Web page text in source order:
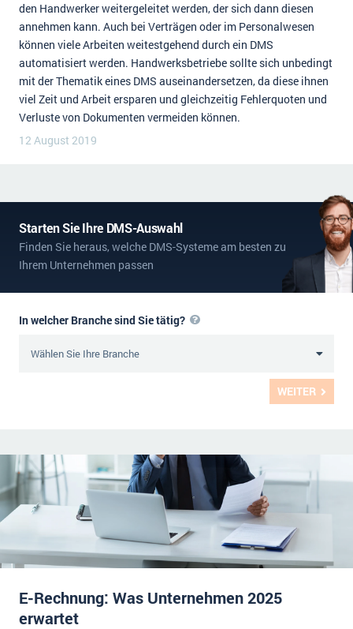
den Handwerker weitergeleitet werden, der sich dann diesen
annehmen kann. Auch bei Verträgen oder im Personalwesen
können viele Arbeiten weitestgehend durch ein DMS
automatisiert werden. Handwerksbetriebe sollte sich unbedingt
mit der Thematik eines DMS auseinandersetzen, da diese ihnen
viel Zeit und Arbeit ersparen und gleichzeitig Fehlerquoten und
Verluste von Dokumenten vermeiden können.
12 August 2019
Starten Sie Ihre DMS-Auswahl
Finden Sie heraus, welche DMS-Systeme am besten zu
Ihrem Unternehmen passen
WEITER
In welcher Branche sind Sie tätig?
E-Rechnung: Was Unternehmen 2025
erwartet